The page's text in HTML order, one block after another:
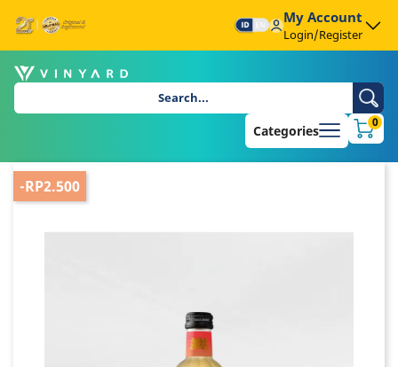
My Account
Login/Register
Categories
0
-RP2.500